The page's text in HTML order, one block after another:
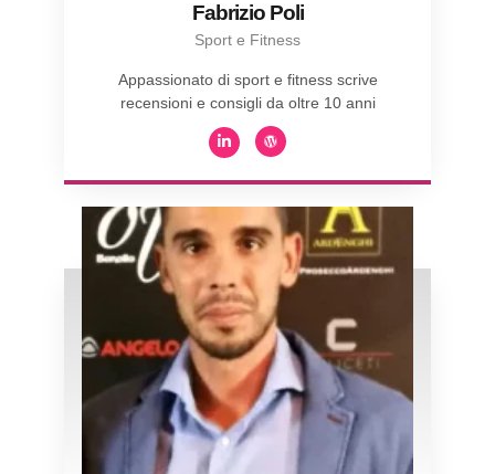
Fabrizio Poli
Sport e Fitness
Appassionato di sport e fitness scrive
recensioni e consigli da oltre 10 anni